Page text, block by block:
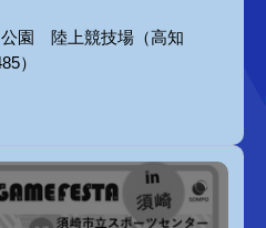
園 陸上競技場（高知
）